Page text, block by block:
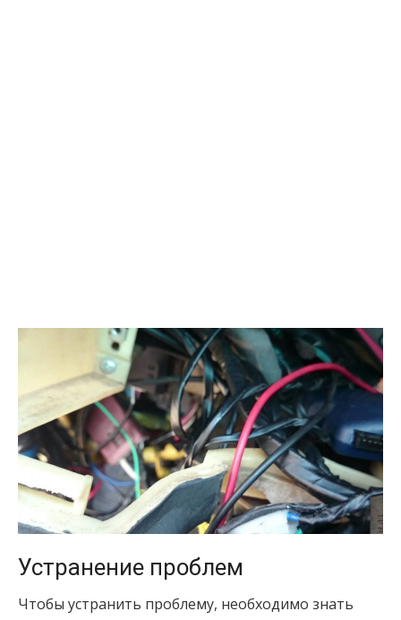
Устранение проблем
Чтобы устранить проблему, необходимо знать